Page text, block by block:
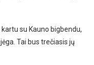
su Kauno bigbendu,
Tai bus trečiasis jų